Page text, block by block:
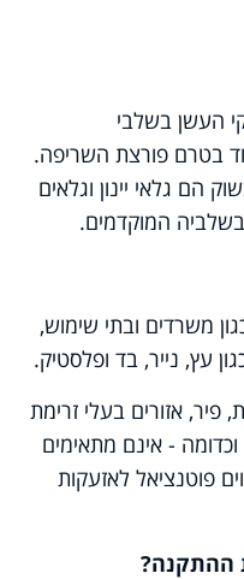
העשן בשלבי
בטרם פורצת השריפה.
הם גלאי יינון וגלאים
המוקדמים.
משרדים ובתי שימוש,
עץ, נייר, בד ופלסטיק.
פיר, אזורים בעלי זרימת
- אינם מתאימים
פוטנציאל לאזעקות
ההתקנה?